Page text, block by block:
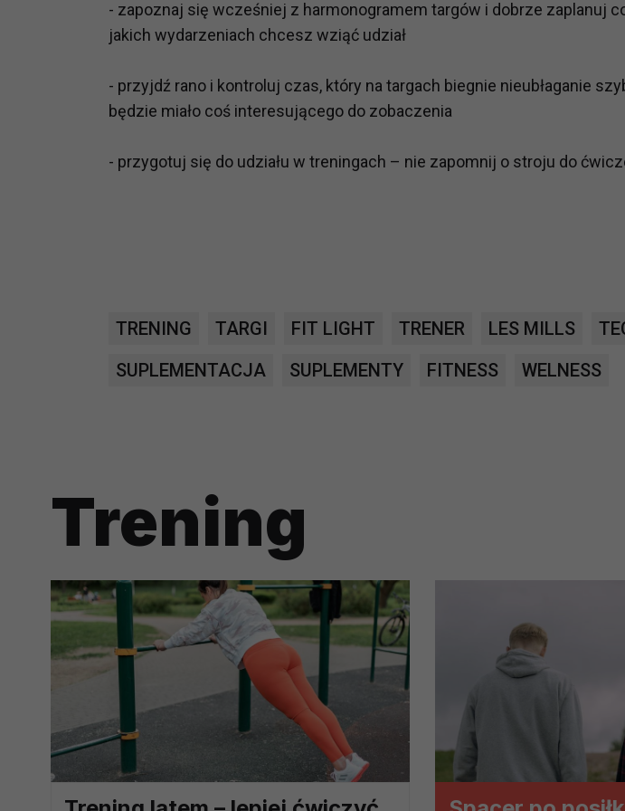
- zapoznaj się wcześniej z harmonogramem targów i dobrze zaplanuj
jakich wydarzeniach chcesz wziąć udział
- przyjdź rano i kontroluj czas, który na targach biegnie nieubłaganie
będzie miało coś interesującego do zobaczenia
- przygotuj się do udziału w treningach – nie zapomnij o stroju do
TRENING TARGI FIT LIGHT TRENER LES MILLS
SUPLEMENTACJA
SUPLEMENTY FITNESS WELNESS
Trening
potrzebom
Zgodnie z obowiązującym prawem Twoje dane możemy
np. agencjom marketingowym, podwykonawcom naszych usług
obowiązującego prawa np. sądy lub organy ścigania – oczywiście
Zaufanych parterów.
Każde przetwarzanie Twoich danych musi być oparte na
Podstawą prawną przetwarzania Twoich danych w celu
analizowania ich i udoskonalania oraz zapewniania ich